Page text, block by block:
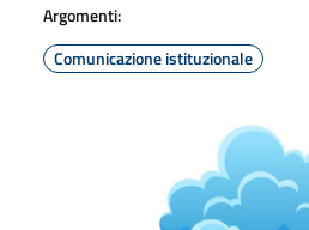
Argomenti:
Comunicazione istituzionale